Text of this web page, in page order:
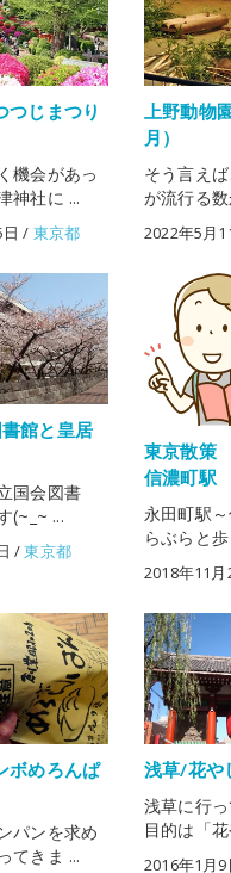
つじまつり
機会があっ
神社に ...
/ 東京都
上野動物
月）
そう言え
が流行る
2022年5月
館と皇居
国会図書
(~_~ ...
/東京都
東京散策
信濃町駅
永田町駅
らぶらと
2018年11月
ボめろんぱ
パンを求め
てきま ...
浅草/花や
浅草に行っ
目的は「
2016年1月9